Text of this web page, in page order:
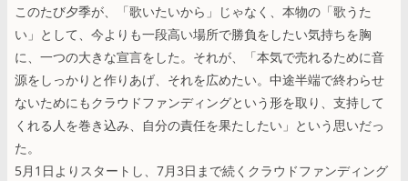
このたび夕季が、「歌いたいから」じゃなく、本物の「歌うた
い」として、今よりも一段高い場所で勝負をしたい気持ちを胸
に、一つの大きな宣言をした。それが、「本気で売れるために音
源をしっかりと作りあげ、それを広めたい。中途半端で終わらせ
ないためにもクラウドファンディングという形を取り、支持して
くれる人を巻き込み、自分の責任を果たしたい」という思いだっ
た。
5月1日よりスタートし、7月3日まで続くクラウドファンディング